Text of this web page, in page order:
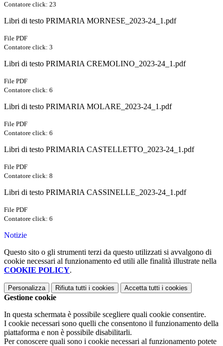
Contatore click: 23
Libri di testo PRIMARIA MORNESE_2023-24_1.pdf
File PDF
Contatore click: 3
Libri di testo PRIMARIA CREMOLINO_2023-24_1.pdf
File PDF
Contatore click: 6
Libri di testo PRIMARIA MOLARE_2023-24_1.pdf
File PDF
Contatore click: 6
Libri di testo PRIMARIA CASTELLETTO_2023-24_1.pdf
File PDF
Contatore click: 8
Libri di testo PRIMARIA CASSINELLE_2023-24_1.pdf
File PDF
Contatore click: 6
Notizie
Questo sito o gli strumenti terzi da questo utilizzati si avvalgono di
cookie necessari al funzionamento ed utili alle finalità illustrate nella
COOKIE POLICY.
Personalizza Rifiuta tutti i cookies Accetta tutti i cookies
Gestione cookie
In questa schermata è possibile scegliere quali cookie consentire.
I cookie necessari sono quelli che consentono il funzionamento della
piattaforma e non è possibile disabilitarli.
Per conoscere quali sono i cookie necessari al funzionamento potete